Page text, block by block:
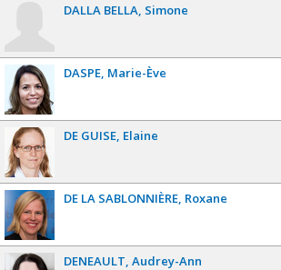
DALLA BELLA Simone
DASPE Marie-Ève
DE GUISE Elaine
DE LA SABLONNIÈRE Roxane
DENEAULT Audrey-Ann